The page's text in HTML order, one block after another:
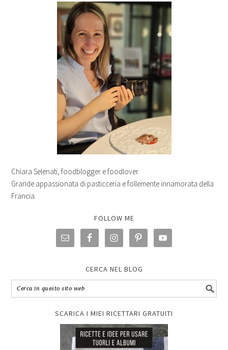
Chiara Selenati, foodblogger e foodlover.
Grande appassionata di pasticceria e follemente innamorata della
Francia.
FOLLOW ME
CERCA NEL BLOG
SCARICA I MIEI RICETTARI GRATUITI